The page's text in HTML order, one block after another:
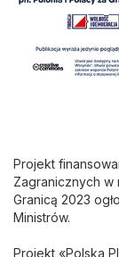
Projekt
Zagranicznych w
Granicą 2023
Ministrów.
Projekt «Polska